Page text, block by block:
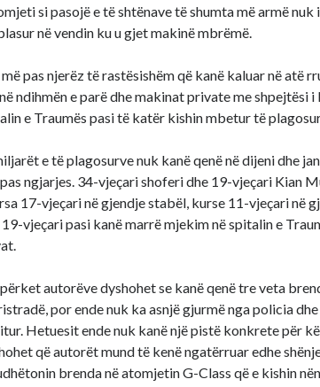
si pasojë e të shtënave të shumta më armë nuk
në vendin ku u gjet makinë mbrëmë.
pas njerëz të rastësishëm që kanë kaluar në atë
ndihmën e parë dhe makinat private me shpejtësi
e Traumës pasi të katër kishin mbetur të
e të plagosurve nuk kanë qenë në dijeni dhe
ngjarjes. 34-vjeçari shoferi dhe 19-vjeçari Kian
17-vjeçari në gjendje stabël, kurse 11-vjeçari në
vjeçari pasi kanë marrë mjekim në spitalin e
përket autorëve dyshohet se kanë qenë tre veta
por ende nuk ka asnjë gjurmë nga policia
Hetuesit ende nuk kanë një pistë konkrete për
që autorët mund të kenë ngatërruar edhe
brenda në atomjetin G-Class që e kishin